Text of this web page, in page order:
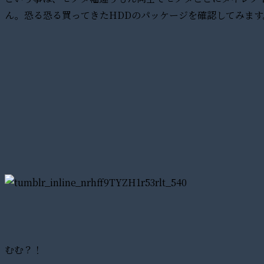
ん。恐る恐る買ってきたHDDのパッケージを確認してみま
むむ？！